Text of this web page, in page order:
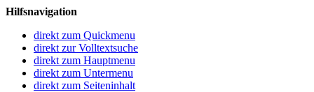
Hilfsnavigation
direkt zum Quickmenu
direkt zur Volltextsuche
direkt zum Hauptmenu
direkt zum Untermenu
direkt zum Seiteninhalt